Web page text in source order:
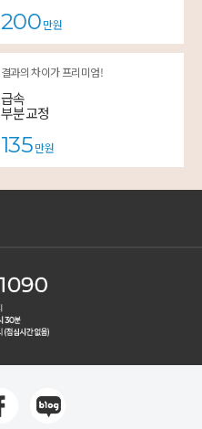
200만원
결과의 차이가 프리미엄!
급속
부분교정
135만원